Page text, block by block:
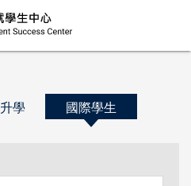
升學 國際學生